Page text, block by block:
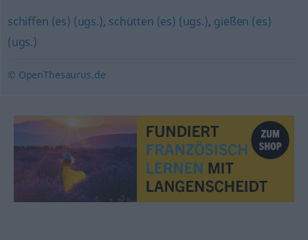
schiffen (es) (ugs.), schütten (es) (ugs.), gießen (es)
(ugs.)
© OpenThesaurus.de